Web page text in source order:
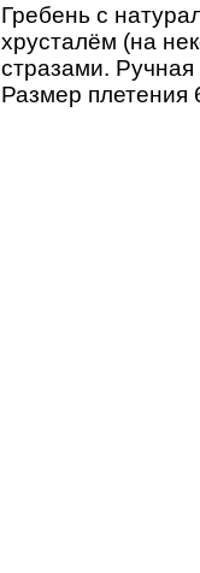
Гребень с
хрусталём (на
стразами.
Размер плетения